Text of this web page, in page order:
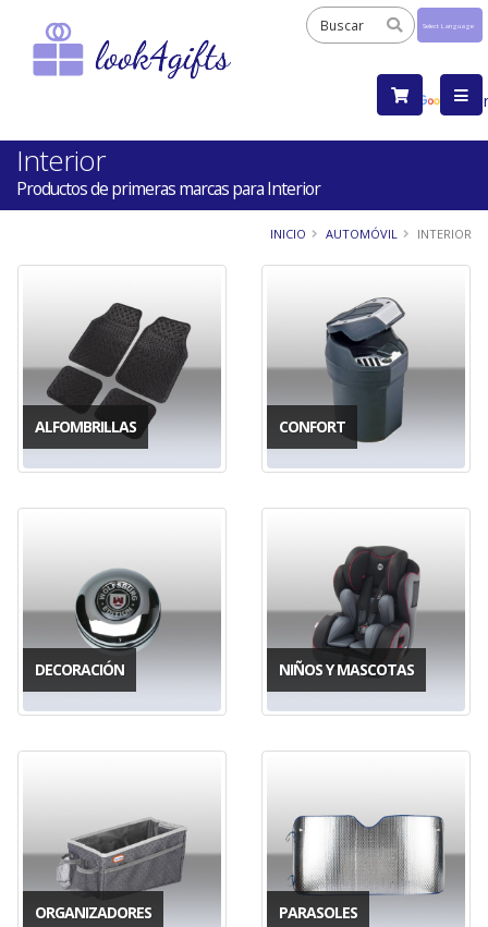
by
Interior
Productos de primeras marcas para Interior
INICIO AUTOMÓVIL INTERIOR
ALFOMBRILLAS CONFORT
DECORACIÓN NIÑOS Y MASCOTAS
ORGANIZADORES PARASOLES